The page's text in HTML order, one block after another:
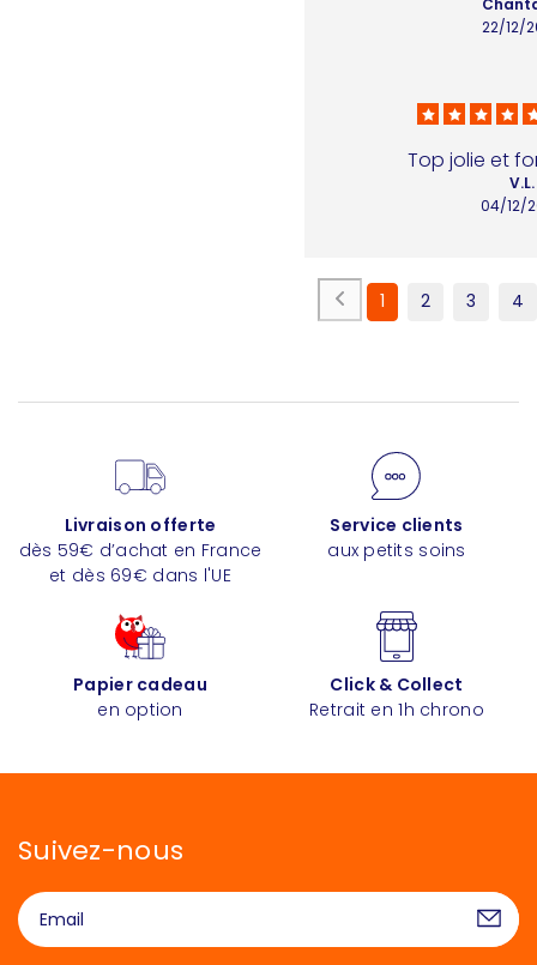
22/12/
Top jolie et
04/12/
V.L.
1 2 3 4
Livraison offerte
dès 59€ d’achat en France
et dès 69€ dans l'UE
Service clients
aux petits soins
Papier cadeau
en option
Click & Collect
Retrait en 1h chrono
Suivez-nous